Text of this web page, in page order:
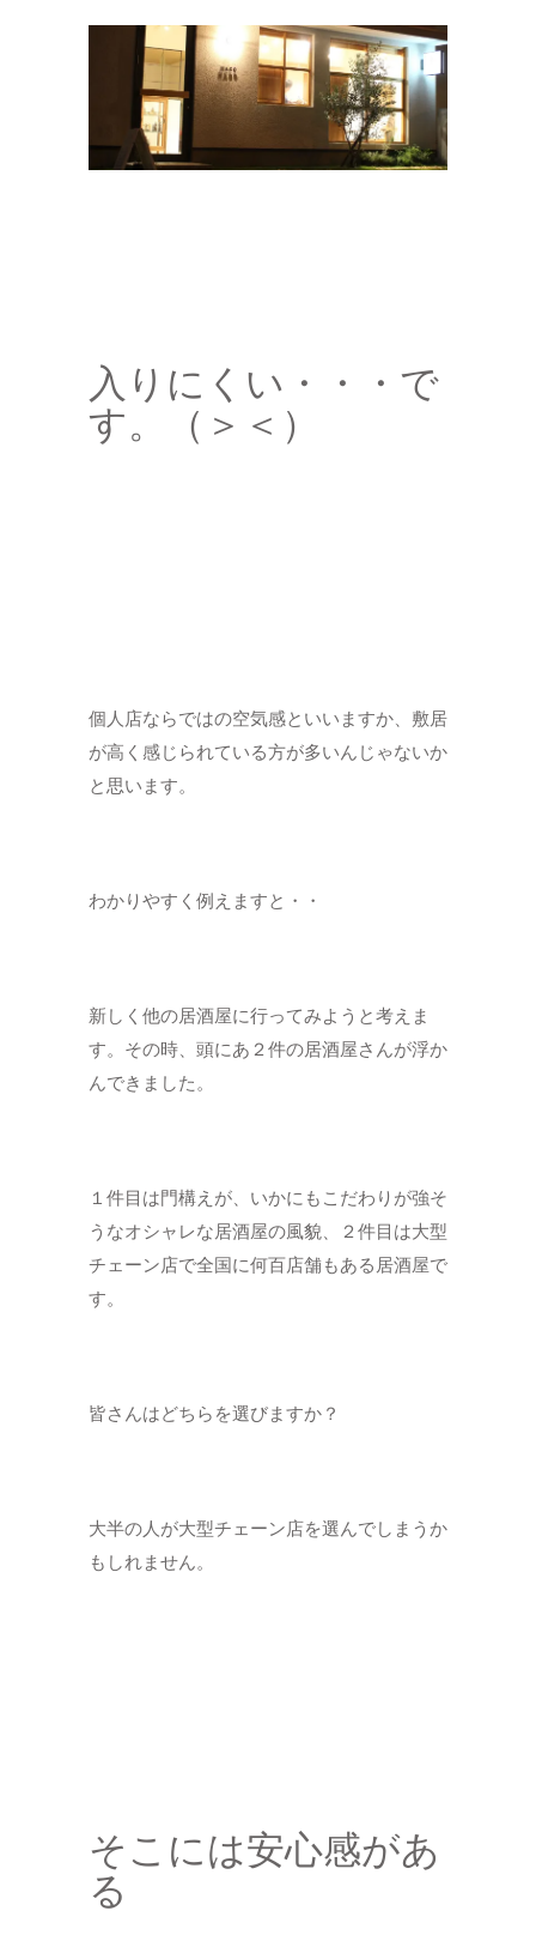
入りにくい・・・で
す。（＞＜）
個人店ならではの空気感といいますか、敷居
が高く感じられている方が多いんじゃないか
と思います。
わかりやすく例えますと・・
新しく他の居酒屋に行ってみようと考えま
す。その時、頭にあ２件の居酒屋さんが浮か
んできました。
１件目は門構えが、いかにもこだわりが強そ
うなオシャレな居酒屋の風貌、２件目は大型
チェーン店で全国に何百店舗もある居酒屋で
す。
皆さんはどちらを選びますか？
大半の人が大型チェーン店を選んでしまうか
もしれません。
そこには安心感があ
る